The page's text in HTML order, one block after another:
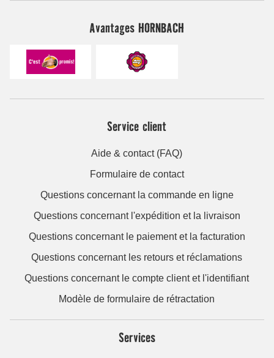
Avantages HORNBACH
Service client
Aide & contact (FAQ)
Formulaire de contact
Questions concernant la commande en ligne
Questions concernant l'expédition et la livraison
Questions concernant le paiement et la facturation
Questions concernant les retours et réclamations
Questions concernant le compte client et l'identifiant
Modèle de formulaire de rétractation
Services